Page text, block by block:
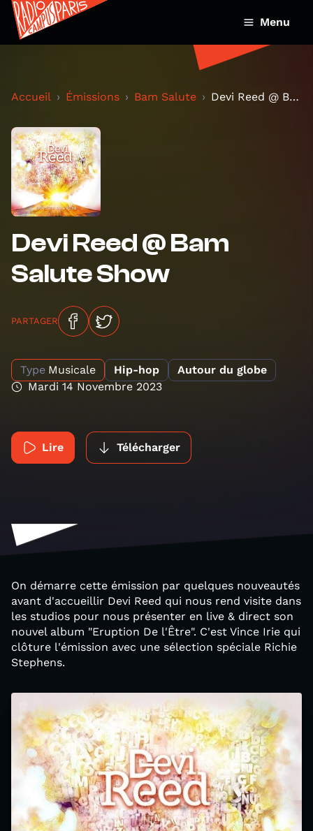
Menu
Accueil Émissions Bam Salute Devi Reed @ Bam Salute Show
Devi Reed @ Bam
Salute Show
PARTAGER
Type Musicale Hip-hop
Autour du globe
Mardi 14 Novembre 2023
Lire Télécharger
On démarre cette émission par quelques nouveautés
avant d'accueillir Devi Reed qui nous rend visite dans
les studios pour nous présenter en live & direct son
nouvel album "Eruption De l'Être". C'est Vince Irie qui
clôture l'émission avec une sélection spéciale Richie
Stephens.